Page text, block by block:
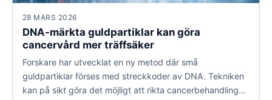
28 MARS 2026
DNA-märkta guldpartiklar kan göra
cancervård mer träffsäker
Forskare har utvecklat en ny metod där små
guldpartiklar förses med streckkoder av DNA. Tekniken
kan på sikt göra det möjligt att rikta cancerbehandling